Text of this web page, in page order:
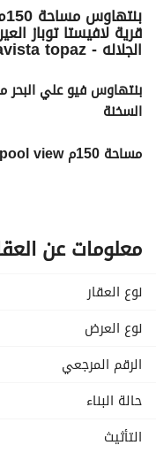
التفاصيل
قرية لافيستا توباز
الجلاله - lavista topaz
السخنة
مساحة 150م Sea view & pool view
للتواصل فون او واتساب /
معلومات عن
نوع العقار
نوع العرض
الرقم المرجعي
حالة البناء
التأثيث